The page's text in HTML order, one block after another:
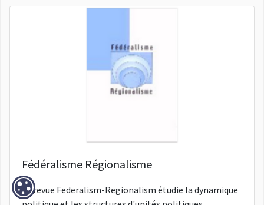
Fédéralisme Régionalisme
La revue Federalism-Regionalism étudie la dynamique